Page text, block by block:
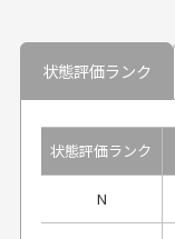
状態評価ランク
状態評価ランク
N